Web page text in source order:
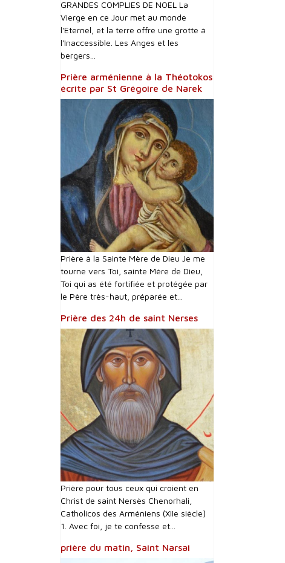
GRANDES COMPLIES DE NOEL La
Vierge en ce Jour met au monde
l'Eternel, et la terre offre une grotte à
l'Inaccessible. Les Anges et les
bergers...
Prière arménienne à la Théotokos
écrite par St Grégoire de Narek
Prière à la Sainte Mère de Dieu Je me
tourne vers Toi, sainte Mère de Dieu,
Toi qui as été fortifiée et protégée par
le Père très-haut, préparée et...
Prière des 24h de saint Nerses
Prière pour tous ceux qui croient en
Christ de saint Nersès Chenorhali,
Catholicos des Arméniens (XIIe siècle)
1. Avec foi, je te confesse et...
prière du matin, Saint Narsai